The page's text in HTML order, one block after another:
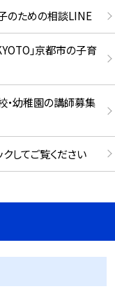
のための相談LINE
」京都市の子育
・幼稚園の講師募集
してご覧ください